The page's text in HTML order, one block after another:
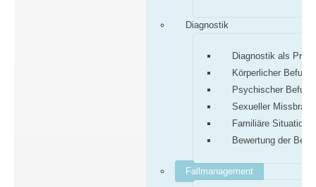
Diagnostik
Diagnostik als
Körperlicher Befund
Psychischer Befund
Sexueller
Familiäre Situation
Bewertung der
Fallmanagement